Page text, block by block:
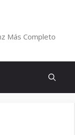
Más Completo